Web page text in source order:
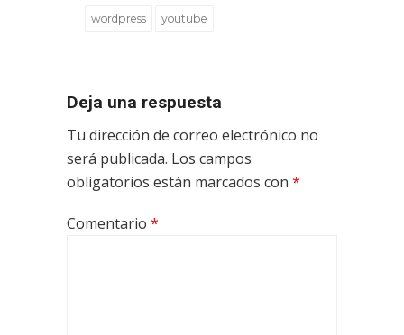
wordpress youtube
Deja una respuesta
Tu dirección de correo electrónico no
será publicada. Los campos
obligatorios están marcados con *
Comentario *